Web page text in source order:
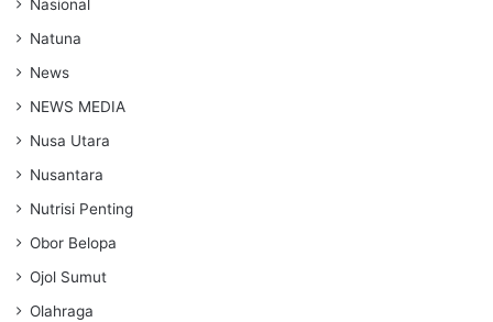
Nasional
Natuna
News
NEWS MEDIA
Nusa Utara
Nusantara
Nutrisi Penting
Obor Belopa
Ojol Sumut
Olahraga